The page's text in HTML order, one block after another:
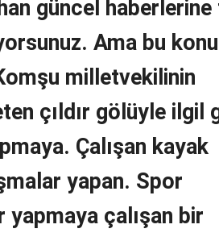
güncel haberlerine
Ama bu
milletvekilinin
çıldır gölüyle ilgil
Çalışan kayak
yapan. Spor
yapmaya çalışan bir